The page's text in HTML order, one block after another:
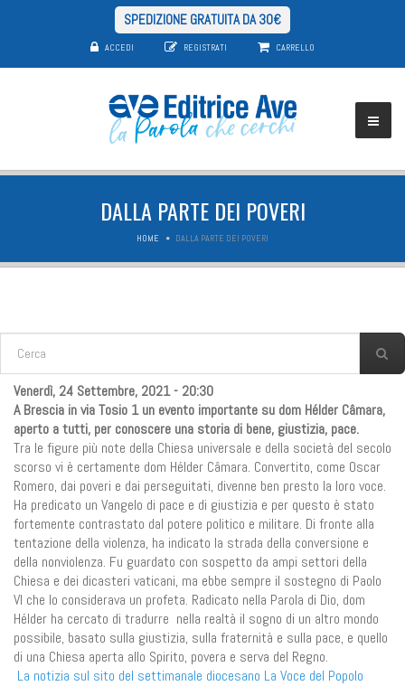
SPEDIZIONE GRATUITA DA 30€
ACCEDI REGISTRATI CARRELLO
DALLA PARTE DEI POVERI
HOME DALLA PARTE DEI POVERI
FORM DI RICERCA
Venerdì, 24 Settembre, 2021 - 20:30
A Brescia in via Tosio 1 un evento importante su dom Hélder Câmara,
aperto a tutti, per conoscere una storia di bene, giustizia, pace.
Tra le figure più note della Chiesa universale e della società del secolo
scorso vi è certamente dom Hélder Câmara. Convertito, come Oscar
Romero, dai poveri e dai perseguitati, divenne ben presto la loro voce.
Ha predicato un Vangelo di pace e di giustizia e per questo è stato
fortemente contrastato dal potere politico e militare. Di fronte alla
tentazione della violenza, ha indicato la strada della conversione e
della nonviolenza. Fu guardato con sospetto da ampi settori della
Chiesa e dei dicasteri vaticani, ma ebbe sempre il sostegno di Paolo
VI che lo considerava un profeta. Radicato nella Parola di Dio, dom
Hélder ha cercato di tradurre nella realtà il sogno di un altro mondo
possibile, basato sulla giustizia, sulla fraternità e sulla pace, e quello
di una Chiesa aperta allo Spirito, povera e serva del Regno.
La notizia sul sito del settimanale diocesano La Voce del Popolo